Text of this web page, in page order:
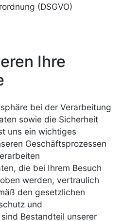
(DSGVO)
Ihre
bei der Verarbeitung
sowie die Sicherheit
uns ein wichtiges
Geschäftsprozessen
die bei Ihrem Besuch
werden, vertraulich
den gesetzlichen
und
Bestandteil unserer